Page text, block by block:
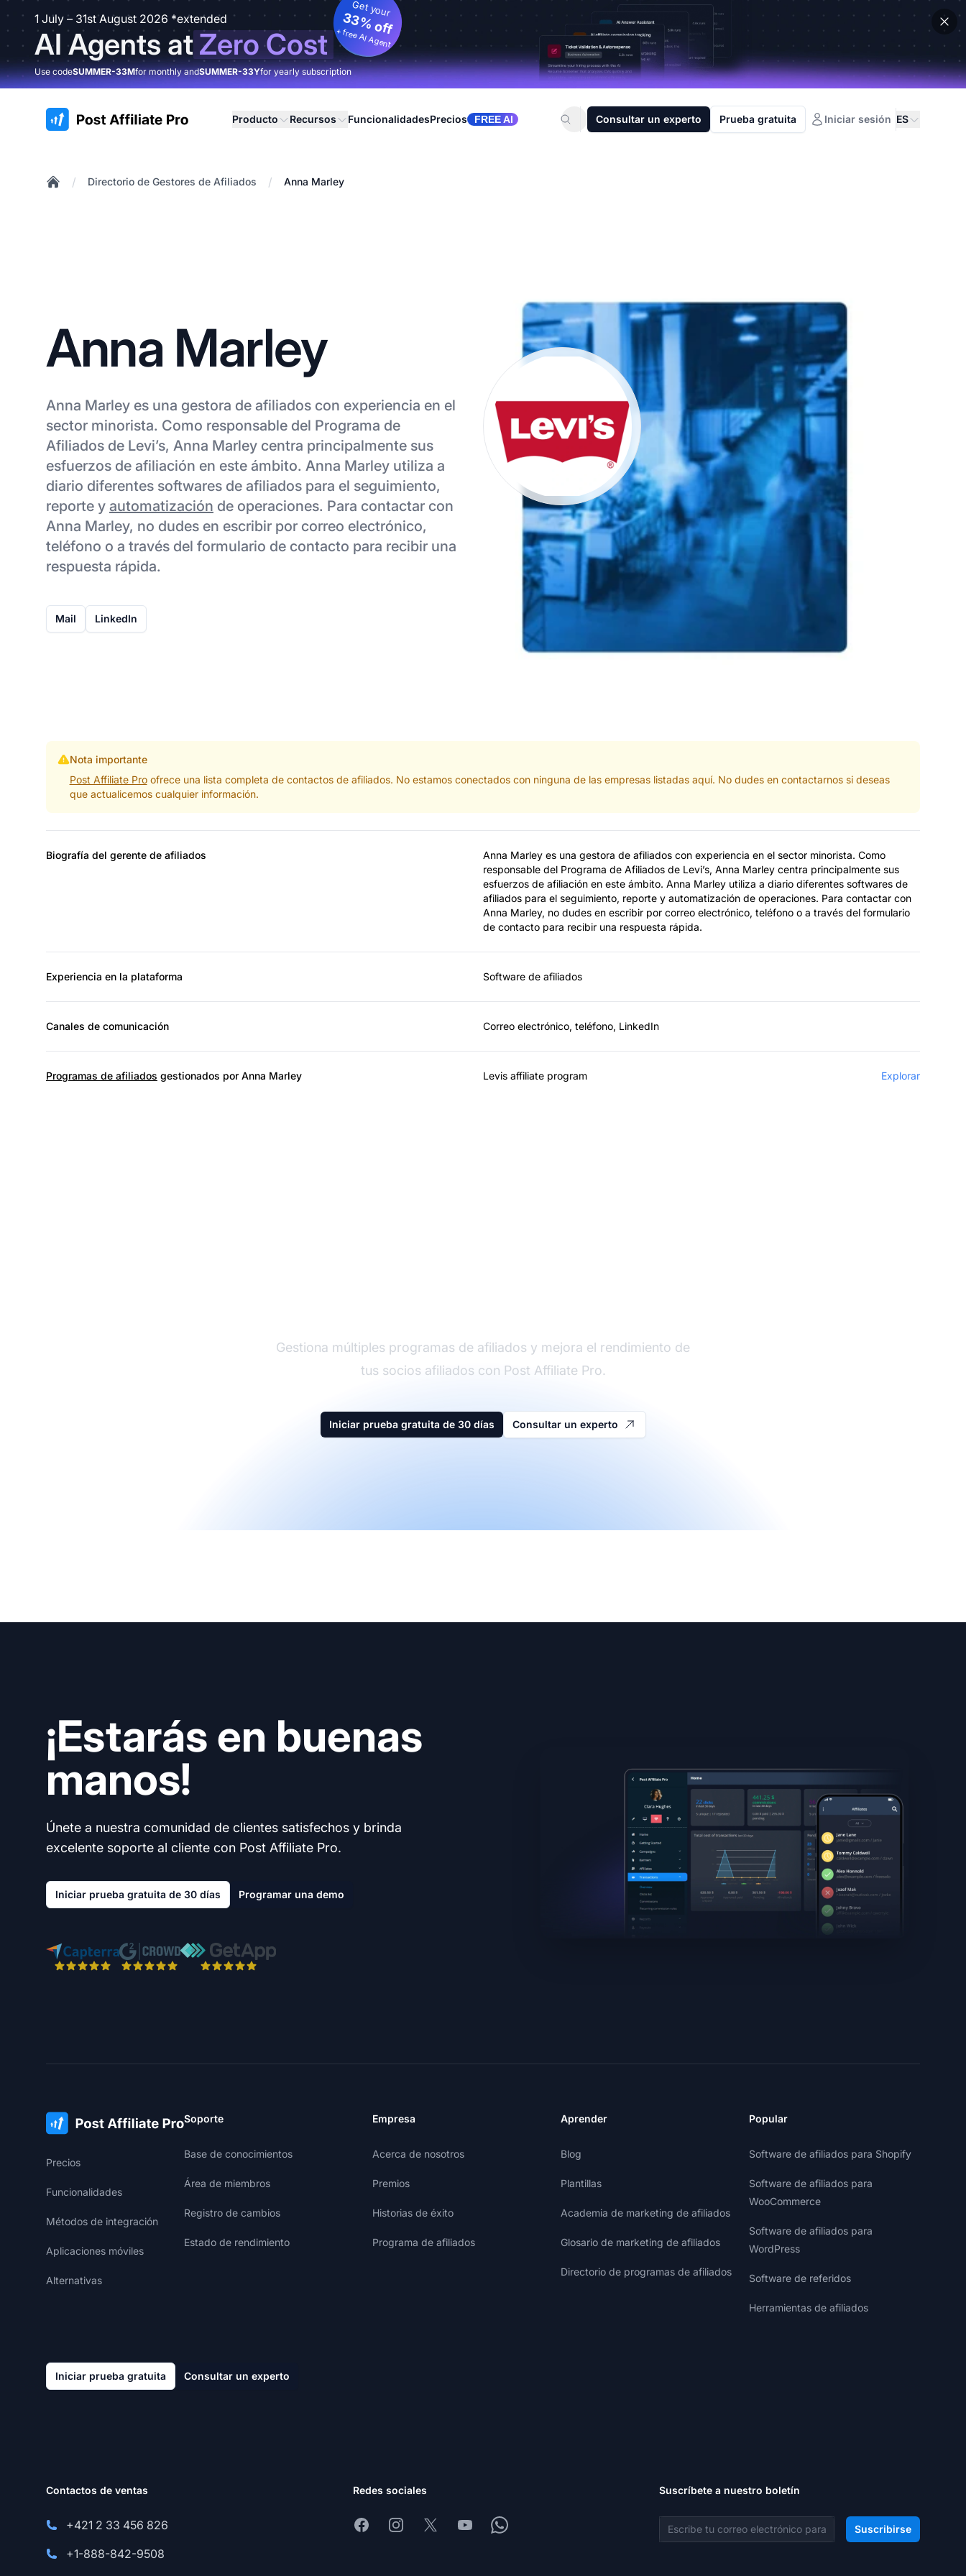
1 July – 31st August 2026 *extended
AI Agents atZero Cost
Get your
33% off
+ free AI Agent
Use codeSUMMER-33Mfor monthly andSUMMER-33Yfor yearly subscription
:site.title Producto Recursos FuncionalidadesPrecios FREE AI Consultar un experto Prueba gratuita Iniciar sesión ES
/ Directorio de Gestores de Afiliados / Anna Marley
Anna Marley
Anna Marley es una gestora de afiliados con experiencia en el
sector minorista. Como responsable del Programa de
Afiliados de Levi’s, Anna Marley centra principalmente sus
esfuerzos de afiliación en este ámbito. Anna Marley utiliza a
diario diferentes softwares de afiliados para el seguimiento,
reporte y automatización de operaciones. Para contactar con
Anna Marley, no dudes en escribir por correo electrónico,
teléfono o a través del formulario de contacto para recibir una
respuesta rápida.
Mail LinkedIn
Nota importante
Post Affiliate Proofrece una lista completa de contactos de afiliados. No estamos conectados con ninguna de las empresas listadas aquí. No dudes en contactarnos si deseas
que actualicemos cualquier información.
Biografía del gerente de afiliados
Anna Marley es una gestora de afiliados con experiencia en el sector minorista. Como
responsable del Programa de Afiliados de Levi’s, Anna Marley centra principalmente sus
esfuerzos de afiliación en este ámbito. Anna Marley utiliza a diario diferentes softwares de
afiliados para el seguimiento, reporte y automatización de operaciones. Para contactar con
Anna Marley, no dudes en escribir por correo electrónico, teléfono o a través del formulario
de contacto para recibir una respuesta rápida.
Experiencia en la plataforma Software de afiliados
Canales de comunicación Correo electrónico, teléfono, LinkedIn
Programas de afiliados gestionados por Anna Marley Levis affiliate program Explorar
Gestiona múltiples programas de afiliados y mejora el rendimiento de
tus socios afiliados con Post Affiliate Pro.
Iniciar prueba gratuita de 30 días Consultar un experto
¡Estarás en buenas
manos!
Únete a nuestra comunidad de clientes satisfechos y brinda
excelente soporte al cliente con Post Affiliate Pro.
Iniciar prueba gratuita de 30 días Programar una demo
Precios
Funcionalidades
Métodos de integración
Aplicaciones móviles
Alternativas
Soporte
Base de conocimientos
Área de miembros
Registro de cambios
Estado de rendimiento
Empresa
Acerca de nosotros
Premios
Historias de éxito
Programa de afiliados
Aprender
Blog
Plantillas
Academia de marketing de afiliados
Glosario de marketing de afiliados
Directorio de programas de afiliados
Popular
Software de afiliados para Shopify
Software de afiliados para
WooCommerce
Software de afiliados para
WordPress
Software de referidos
Herramientas de afiliados
Iniciar prueba gratuita Consultar un experto
Contactos de ventas
+421 2 33 456 826
+1-888-842-9508
Redes sociales
FacebookInstagram
X YoutubeWhatsapp
Suscríbete a nuestro boletín
Dirección de correo electrónico Suscribirse